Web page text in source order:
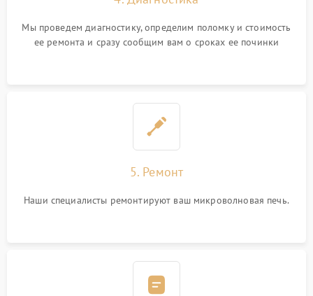
Мы проведем диагностику, определим поломку и стоимость
ее ремонта и сразу сообщим вам о сроках ее починки
5. Ремонт
Наши специалисты ремонтируют ваш микроволновая печь.